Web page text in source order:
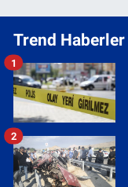
Trend Haberler
1
2